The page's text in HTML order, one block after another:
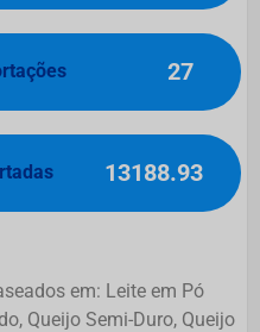
27
13188.93
em: Leite em Pó
Queijo Semi-Duro, Queijo